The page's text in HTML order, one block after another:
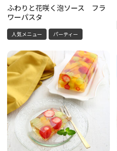
ふわりと花咲く泡ソース フラ
ワーパスタ
人気メニュー パーティー